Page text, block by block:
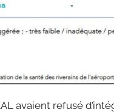
avaient refusé